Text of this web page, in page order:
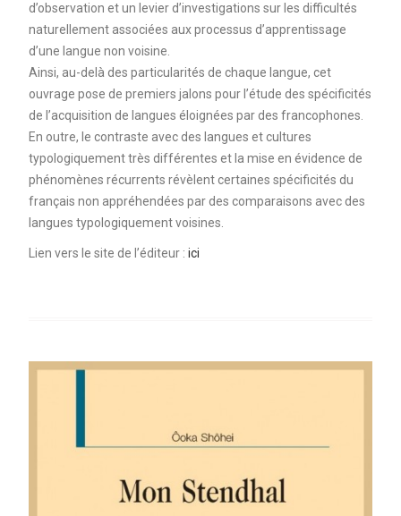
d’observation et un levier d’investigations sur les difficultés
naturellement associées aux processus d’apprentissage
d’une langue non voisine.
Ainsi, au-delà des particularités de chaque langue, cet
ouvrage pose de premiers jalons pour l’étude des spécificités
de l’acquisition de langues éloignées par des francophones.
En outre, le contraste avec des langues et cultures
typologiquement très différentes et la mise en évidence de
phénomènes récurrents révèlent certaines spécificités du
français non appréhendées par des comparaisons avec des
langues typologiquement voisines.
Lien vers le site de l’éditeur : ici